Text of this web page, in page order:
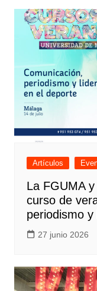
Artículos
La FGUMA
curso de
periodismo y
27 junio 2026